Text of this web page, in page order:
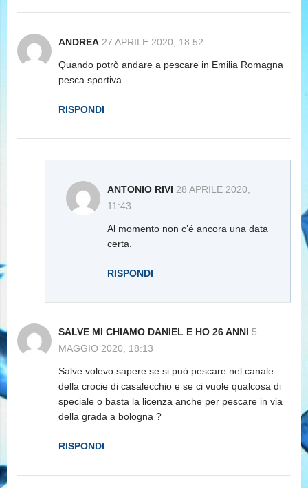
ANDREA 27 APRILE 2020, 18:52
Quando potrò andare a pescare in Emilia Romagna
pesca sportiva
RISPONDI
ANTONIO RIVI 28 APRILE 2020,
11:43
Al momento non c’é ancora una data
certa.
RISPONDI
SALVE MI CHIAMO DANIEL E HO 26 ANNI 5
MAGGIO 2020, 18:13
Salve volevo sapere se si può pescare nel canale
della crocie di casalecchio e se ci vuole qualcosa di
speciale o basta la licenza anche per pescare in via
della grada a bologna ?
RISPONDI